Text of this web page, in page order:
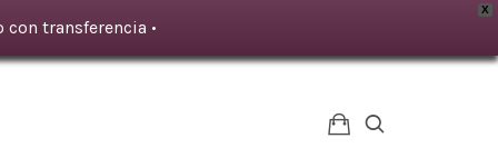
X
con transferencia •